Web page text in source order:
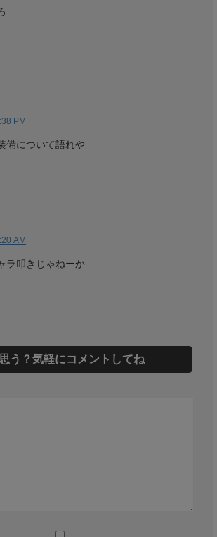
PM
備について語れや
AM
ラ叩きじゃねーか
う？気軽にコメントしてね